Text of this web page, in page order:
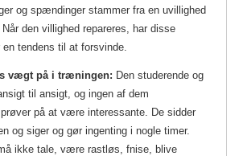
og spændinger stammer fra en uvillighed
den villighed repareres, har disse
en tendens til at forsvinde.
vægt på i træningen: Den studerende og
til ansigt, og ingen af dem
prøver på at være interessante. De sidder
og siger og gør ingenting i nogle timer.
ikke tale, være rastløs, fnise, blive